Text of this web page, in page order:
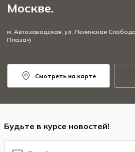
Москве.
м. Автозаводская, ул. Ленинская
Плаза»)
Смотреть на карте
Будьте в курсе новостей!